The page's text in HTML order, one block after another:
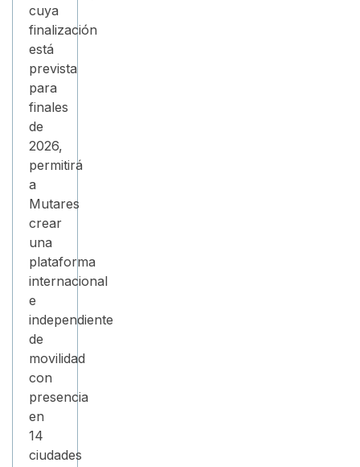
cuya
finalización
está
prevista
para
finales
de
2026,
permitirá
a
Mutares
crear
una
plataforma
internacional
e
independiente
de
movilidad
con
presencia
en
14
ciudades